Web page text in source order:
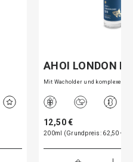
AHOI LONDON
Mit Wacholder und komplexen
12,50 €
200ml (Grundpreis: 62,50 €